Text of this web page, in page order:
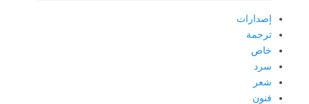
إصدارات
ترجمة
خاص
سرد
شعر
فنون